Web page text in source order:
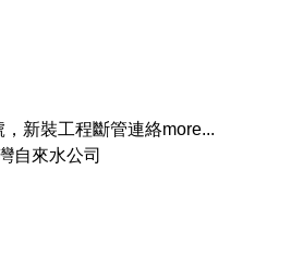
新裝工程斷管連絡more...
自來水公司